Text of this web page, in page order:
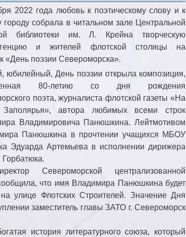
2022 года любовь к поэтическому слову и к
городу собрала в читальном зале Центральной
библиотеки им. Л. Крейна творческую
и жителей флотской столицы на
«День поэзии Североморска».
юбилейный, День поэзии открыла композиция,
80-летию со дня рождения
поэта, журналиста флотской газеты «На
Заполярья», автора любимых всеми строк
Владимировича Панюшкина. Лейтмотивом
Панюшкина в прочтении учащихся МБОУ
Эдуарда Артемьева в исполнении дирижера
Североморской централизованной
что имя Владимира Панюшкина будет
улице Флотских Строителей. Значение Дня
заместитель главы ЗАТО г. Североморск
история литературного союза, который